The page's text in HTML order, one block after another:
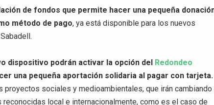
de fondos que permite hacer una pequeña
método de pago, ya está disponible para los nuevos
dispositivo podrán activar la opción del
Redondeo
una pequeña aportación solidaria al pagar con tarjeta.
sociales y medioambientales, que irán cambiando
local e internacionalmente, como es el caso de